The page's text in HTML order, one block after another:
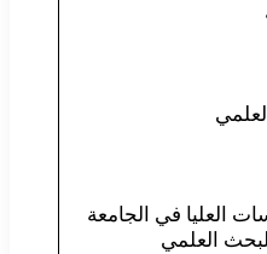
العليا في الجامعة
العلمي